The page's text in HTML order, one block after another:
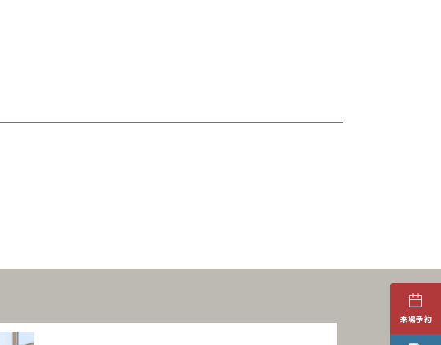
来場予約